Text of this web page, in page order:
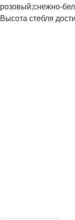
розовый;снежно-
Высота стебля